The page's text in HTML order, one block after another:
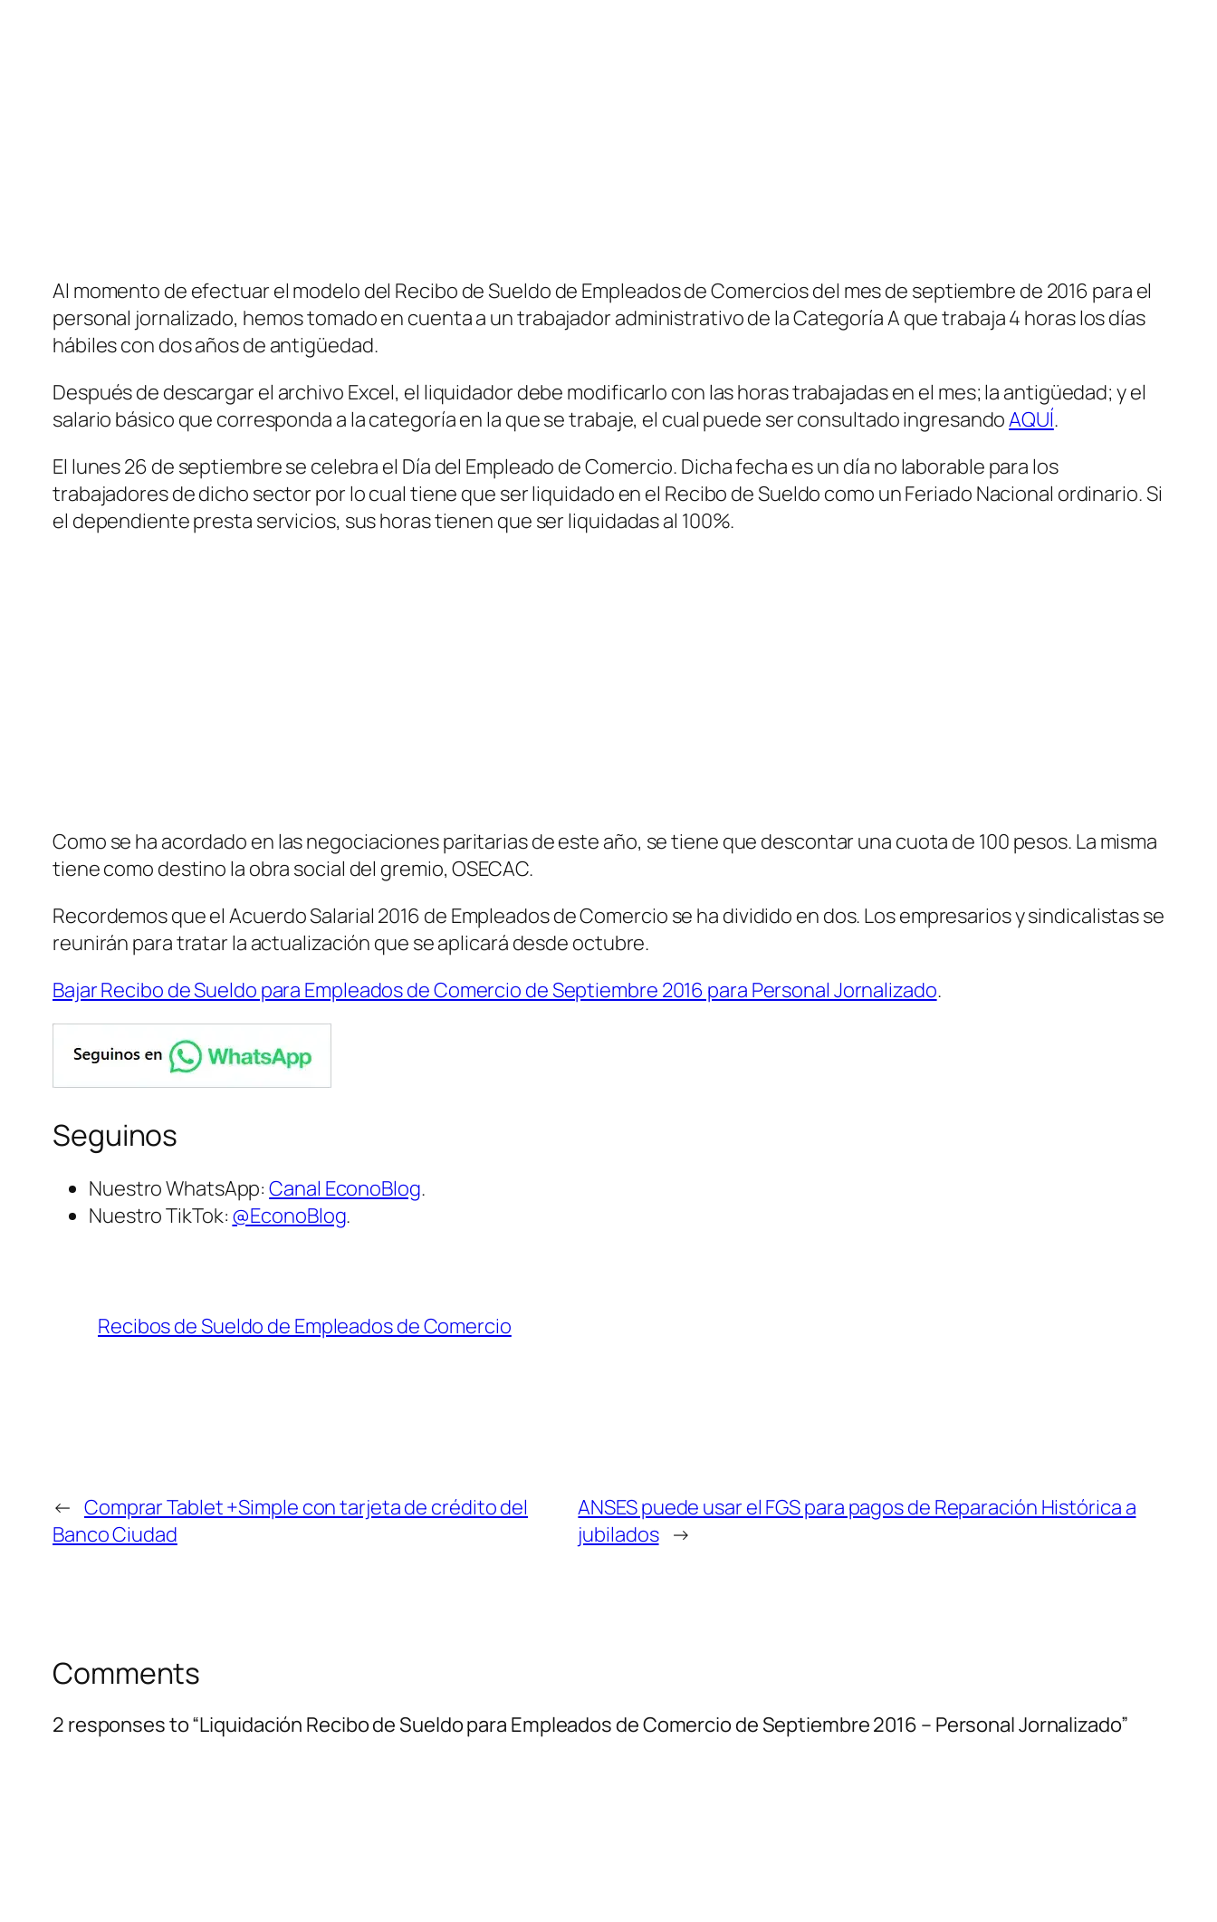
Al momento de efectuar el modelo del Recibo de Sueldo de Empleados de Comercios del mes de septiembre de 2016 para el
personal jornalizado, hemos tomado en cuenta a un trabajador administrativo de la Categoría A que trabaja 4 horas los días
hábiles con dos años de antigüedad.
Después de descargar el archivo Excel, el liquidador debe modificarlo con las horas trabajadas en el mes; la antigüedad; y el
salario básico que corresponda a la categoría en la que se trabaje, el cual puede ser consultado ingresandoAQUÍ.
El lunes 26 de septiembre se celebra el Día del Empleado de Comercio. Dicha fecha es un día no laborable para los
trabajadores de dicho sector por lo cual tiene que ser liquidado en el Recibo de Sueldo como un Feriado Nacional ordinario. Si
el dependiente presta servicios, sus horas tienen que ser liquidadas al 100%.
Como se ha acordado en las negociaciones paritarias de este año, se tiene que descontar una cuota de 100 pesos. La misma
tiene como destino la obra social del gremio, OSECAC.
Recordemos que el Acuerdo Salarial 2016 de Empleados de Comercio se ha dividido en dos. Los empresarios y sindicalistas se
reunirán para tratar la actualización que se aplicará desde octubre.
Bajar Recibo de Sueldo para Empleados de Comercio de Septiembre 2016 para Personal Jornalizado.
Seguinos
Nuestro WhatsApp:Canal EconoBlog.
Nuestro TikTok: @EconoBlog.
Recibos de Sueldo de Empleados de Comercio
← Comprar Tablet +Simple con tarjeta de crédito del
Banco Ciudad
ANSES puede usar el FGS para pagos de Reparación Histórica a
jubilados →
Comments
2 responses to “Liquidación Recibo de Sueldo para Empleados de Comercio de Septiembre 2016 – Personal Jornalizado”